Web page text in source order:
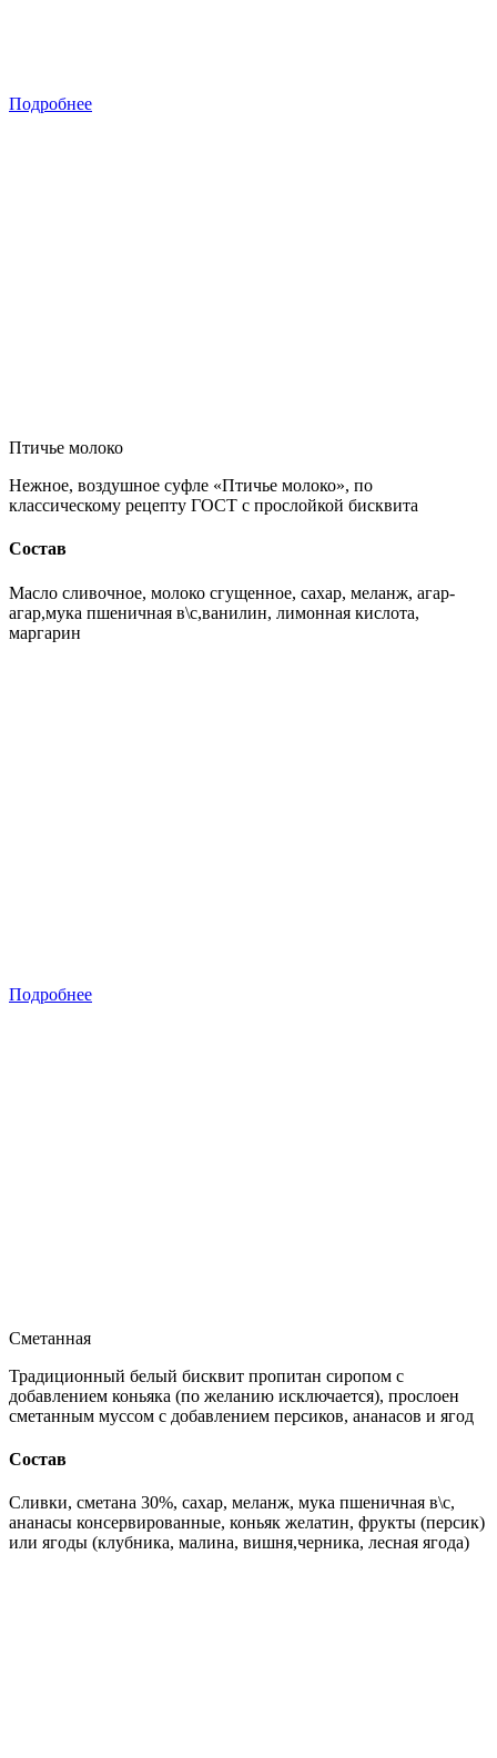
Подробнее
Птичье молоко
Нежное, воздушное суфле «Птичье молоко», по
классическому рецепту ГОСТ с прослойкой бисквита
Состав
Масло сливочное, молоко сгущенное, сахар, меланж, агар-
агар,мука пшеничная в\с,ванилин, лимонная кислота,
маргарин
Подробнее
Сметанная
Традиционный белый бисквит пропитан сиропом с
добавлением коньяка (по желанию исключается), прослоен
сметанным муссом с добавлением персиков, ананасов и ягод
Состав
Сливки, сметана 30%, сахар, меланж, мука пшеничная в\с,
ананасы консервированные, коньяк желатин, фрукты (персик)
или ягоды (клубника, малина, вишня,черника, лесная ягода)